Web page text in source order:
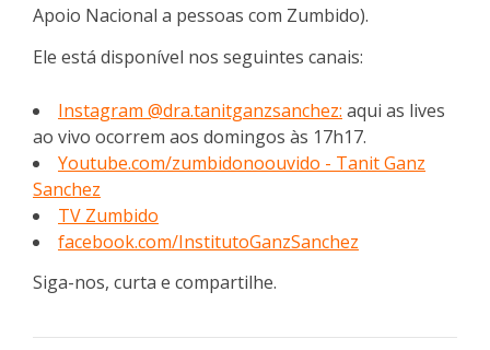
Apoio Nacional a pessoas com Zumbido).
Ele está disponível nos seguintes canais:
Instagram @dra.tanitganzsanchez: aqui as lives
ao vivo ocorrem aos domingos às 17h17.
Youtube.com/zumbidonoouvido - Tanit Ganz
Sanchez
TV Zumbido
facebook.com/InstitutoGanzSanchez
Siga-nos, curta e compartilhe.